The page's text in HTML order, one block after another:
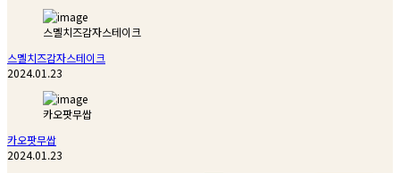
스멜치즈감자스테이크
스멜치즈감자스테이크
2024.01.23
카오팟무쌉
카오팟무쌉
2024.01.23